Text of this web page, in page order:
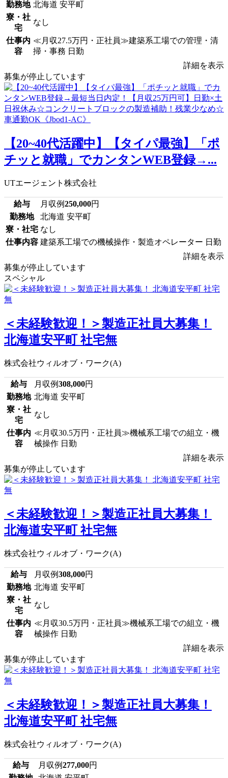
勤務地 北海道 安平町
寮・社
宅
なし
仕事内
容
≪月収27.5万円・正社員≫建築系工場での管理・清
掃・事務 日勤
詳細を表示
募集が停止しています
【20~40代活躍中】【タイパ最強】「ポ
チッと就職」でカンタンWEB登録→...
UTエージェント株式会社
給与 月収例250,000円
勤務地
北海道 安平町
寮・社宅 なし
仕事内容 建築系工場での機械操作・製造オペレーター 日勤
詳細を表示
募集が停止しています
スペシャル
＜未経験歓迎！＞製造正社員大募集！
北海道安平町 社宅無
株式会社ウィルオブ・ワーク(A)
給与 月収例308,000円
勤務地 北海道 安平町
寮・社
宅
なし
仕事内
容
≪月収30.5万円・正社員≫機械系工場での組立・機
械操作 日勤
詳細を表示
募集が停止しています
＜未経験歓迎！＞製造正社員大募集！
北海道安平町 社宅無
株式会社ウィルオブ・ワーク(A)
給与 月収例308,000円
勤務地 北海道 安平町
寮・社
宅
なし
仕事内
容
≪月収30.5万円・正社員≫機械系工場での組立・機
械操作 日勤
詳細を表示
募集が停止しています
＜未経験歓迎！＞製造正社員大募集！
北海道安平町 社宅無
株式会社ウィルオブ・ワーク(A)
給与 月収例277,000円